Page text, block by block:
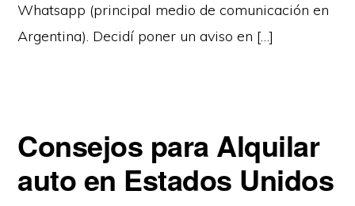
Whatsapp (principal medio de comunicación en
Argentina). Decidí poner un aviso en […]
Consejos para Alquilar
auto en Estados Unidos